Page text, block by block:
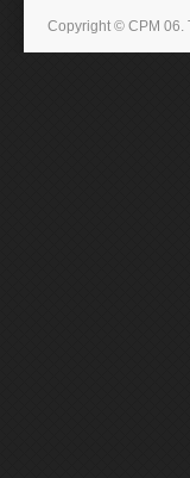
Copyright © CPM 06.